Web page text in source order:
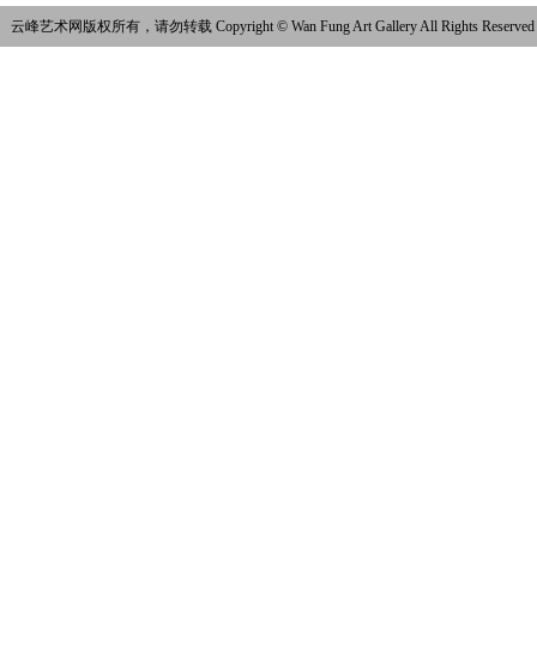
云峰艺术网版权所有，请勿转载 Copyright © Wan Fung Art Gallery All Rights Reserved